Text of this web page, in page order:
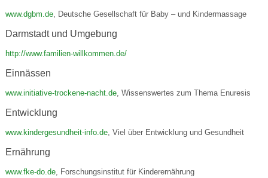
www.dgbm.de, Deutsche Gesellschaft für Baby – und Kindermassage
Darmstadt und Umgebung
http://www.familien-willkommen.de/
Einnässen
www.initiative-trockene-nacht.de, Wissenswertes zum Thema Enuresis
Entwicklung
www.kindergesundheit-info.de, Viel über Entwicklung und Gesundheit
Ernährung
www.fke-do.de, Forschungsinstitut für Kinderernährung